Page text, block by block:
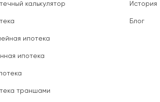
калькулятор
ипотека
ипотека
траншами
История
Блог